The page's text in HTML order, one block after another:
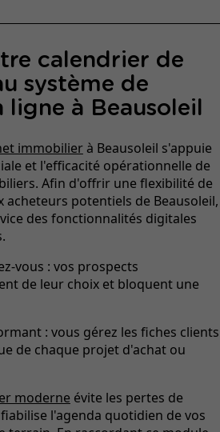
calendrier de
système de
ligne à Beausoleil
immobilierà Beausoleil s'appuie
et l'efficacité opérationnelle de
Afin d'offrir une flexibilité de
potentiels de Beausoleil,
des fonctionnalités digitales
vous : vos prospects
de leur choix et bloquent une
: vous gérez les fiches clients
de chaque projet d'achat ou
moderne évite les pertes de
l'agenda quotidien de vos